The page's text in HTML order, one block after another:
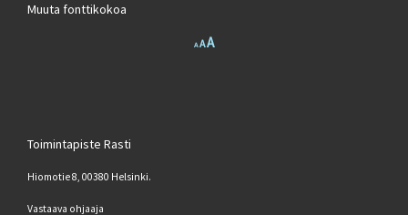
Muuta fonttikokoa
A Decrease font size.
AReset font size.
AIncrease font size.
Toimintapiste Rasti
Hiomotie 8, 00380 Helsinki.
Vastaava ohjaaja